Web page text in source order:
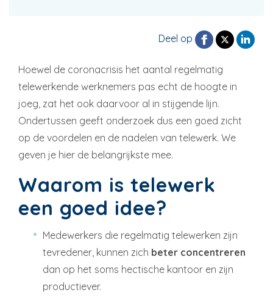
Deel op
Hoewel de coronacrisis het aantal regelmatig
telewerkende werknemers pas echt de hoogte in
joeg, zat het ook daarvoor al in stijgende lijn.
Ondertussen geeft onderzoek dus een goed zicht
op de voordelen en de nadelen van telewerk. We
geven je hier de belangrijkste mee.
Waarom is telewerk
een goed idee?
Medewerkers die regelmatig telewerken zijn
tevredener, kunnen zich beter concentreren
dan op het soms hectische kantoor en zijn
productiever.